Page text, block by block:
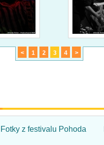
< 1 2 3 4 >
Fotky z festivalu Pohoda